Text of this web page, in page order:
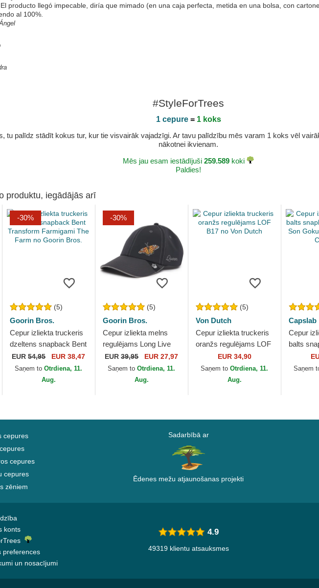
producto llegó impecable, diría que mimado (en una caja perfecta, metida en una bolsa, con
al 100%.
#StyleForTrees
1 cepure= 1 koks
tu palīdz stādīt kokus tur, kur tie visvairāk vajadzīgi. Ar tavu palīdzību mēs varam 1 koks vēl
nākotnei ikvienam.
Mēs jau esam iestādījuši 259.589 koki
Paldies!
produktu, iegādājās arī
-30%
(5)
Goorin Bros.
Cepur izliekta truckeris
dzeltens snapback Bent
Transform Farmigami
The Farm no Goorin
EUR54,95 EUR 38,47
Saņem toOtrdiena, 11.
Aug.
-30%
(5)
Goorin Bros.
Cepur izliekta melns
regulējams Long Live
The Queen The Farm
Lady Balls The Farm no
Goorin Bros.
EUR39,95 EUR 27,97
Saņem toOtrdiena, 11.
Aug.
(5)
Von Dutch
Cepur izliekta truckeris
oranžs regulējams LOF
B17 no Von Dutch
EUR 34,90
Saņem toOtrdiena, 11.
Aug.
Capslab
Cepur
balts
GOK2
Dragon
Saņem
cepures
cepures
cepures
zēniem
Sadarbībā ar
Ēdenes mežu atjaunošanas projekti
konts
preferences
un nosacījumi
4.9
49319 klientu atsauksmes